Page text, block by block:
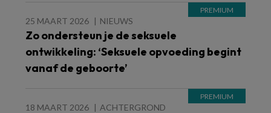
25 MAART 2026 NIEUWS
Zo ondersteun je de seksuele
ontwikkeling: ‘Seksuele opvoeding begint
vanaf de geboorte’
18 MAART 2026 ACHTERGROND